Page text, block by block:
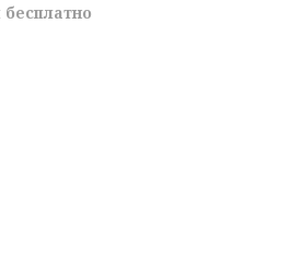
бесплатно